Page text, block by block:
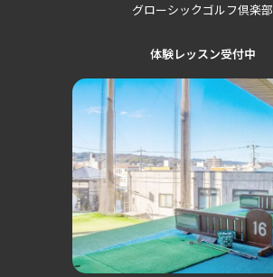
グローシックゴルフ倶楽部
体験レッスン受付中